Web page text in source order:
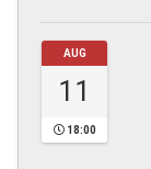
AUG
11
18:00